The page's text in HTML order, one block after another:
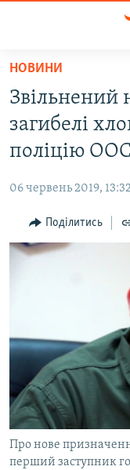
Перейти
основного
матеріалу
Перейти
до
основної
навігації
Перейти
до
пошуку
ВОДА.КРИМ
ВІДЕО ТА ФОТО
БЛОГИ
ПОГЛЯД
ІНТЕРВ'Ю
ДЕПОРТАЦІЯ
ВІДЕОУРОКИ «ELIFBE»
СВІДЧЕННЯ ОКУПАЦІЇ
УКРАЇНСЬКА
ІНФОГРАФІКА
ЯК ОБІЙТИ
Русский
Qırımtatar
ДОЛУЧАЙСЯ!
НОВИНИ
Звільнений
загибелі
поліцію ООС
06 червень 2019,
Поділитись
Про нове
перший заступник